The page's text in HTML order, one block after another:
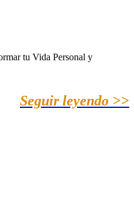
tu Vida Personal y
Seguir leyendo >>